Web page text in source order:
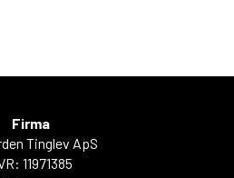
Firma
Tinglev ApS
11971385​